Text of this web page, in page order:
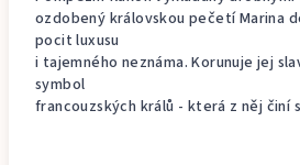
ozdobený královskou pečetí Marina
pocit luxusu
i tajemného neznáma. Korunuje jej
symbol
francouzských králů - která z něj činí